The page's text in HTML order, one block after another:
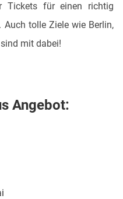
Tickets für einen richtig
Auch tolle Ziele wie Berlin,
mit dabei!
Angebot: